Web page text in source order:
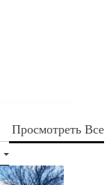
Просмотреть Все